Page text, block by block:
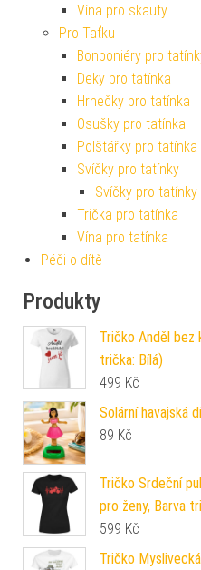
Vína pro skauty
Pro Taťku
Bonboniéry pro
Deky pro tatínka
Hrnečky pro tatínka
Osušky pro tatínka
Polštářky pro tatínka
Svíčky pro tatínky
Svíčky pro tatínky
Trička pro tatínka
Vína pro tatínka
Péči o dítě
Produkty
Tričko Anděl bez
trička: Bílá)
499 Kč
Solární havajská
89 Kč
Tričko Srdeční
pro ženy, Barva
599 Kč
Tričko